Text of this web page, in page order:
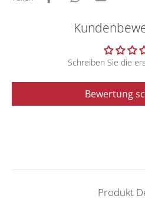
Schreiben Sie die
Bewertung
Produkt